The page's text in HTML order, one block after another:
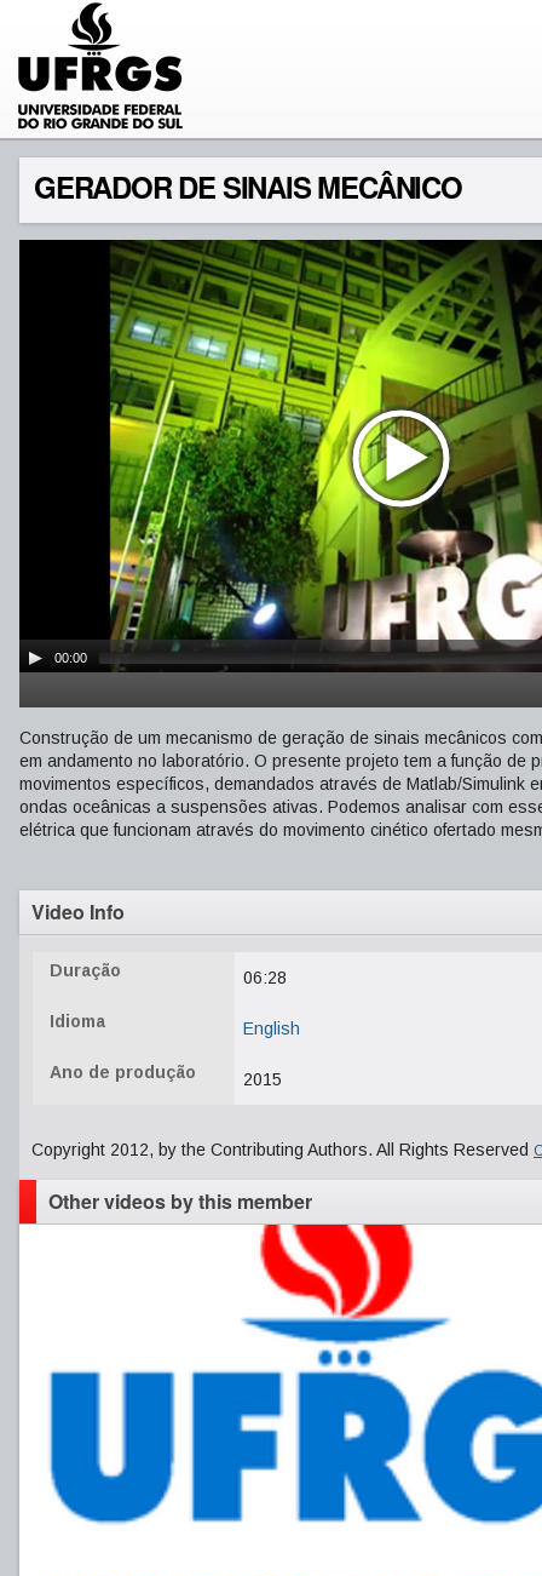
GERADOR DE SINAIS MECÂNICO
00:00
Construção de um mecanismo de geração de sinais mecânicos
em andamento no laboratório. O presente projeto tem a função
movimentos específicos, demandados através de Matlab/
ondas oceânicas a suspensões ativas. Podemos analisar com
elétrica que funcionam através do movimento cinético ofertado
Video Info
Duração 06:28
Idioma English
Ano de produção 2015
Copyright 2012, by the Contributing Authors. All Rights Reserved
Other videos by this member